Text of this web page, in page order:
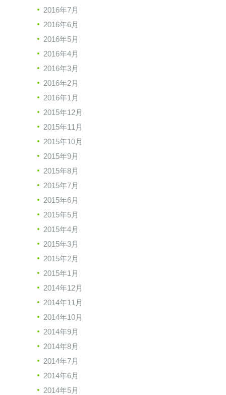
2016年7月
2016年6月
2016年5月
2016年4月
2016年3月
2016年2月
2016年1月
2015年12月
2015年11月
2015年10月
2015年9月
2015年8月
2015年7月
2015年6月
2015年5月
2015年4月
2015年3月
2015年2月
2015年1月
2014年12月
2014年11月
2014年10月
2014年9月
2014年8月
2014年7月
2014年6月
2014年5月